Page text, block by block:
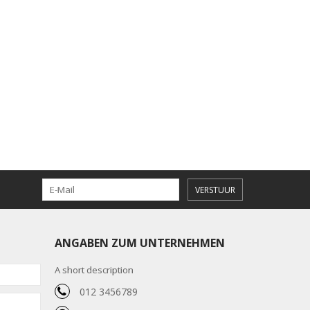
VERSTUUR
ANGABEN ZUM UNTERNEHMEN
A short description
012 3456789